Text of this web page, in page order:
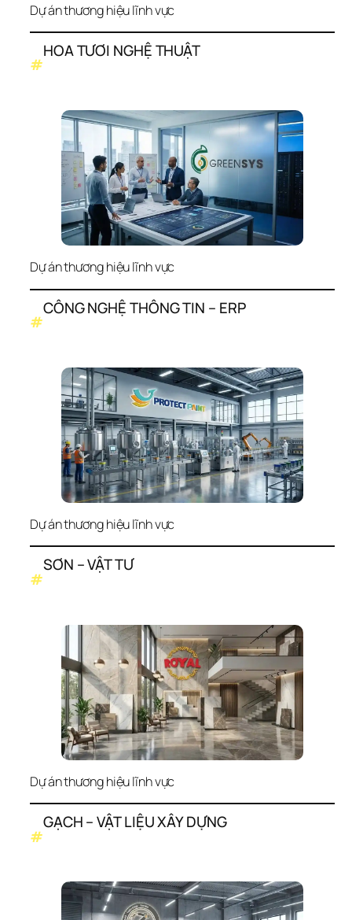
Dự án thương hiệu lĩnh vực
#
HOA TƯƠI NGHỆ THUẬT
Dự án thương hiệu lĩnh vực
#
CÔNG NGHỆ THÔNG TIN – ERP
Dự án thương hiệu lĩnh vực
#
SƠN – VẬT TƯ
Dự án thương hiệu lĩnh vực
#
GẠCH – VẬT LIỆU XÂY DỰNG